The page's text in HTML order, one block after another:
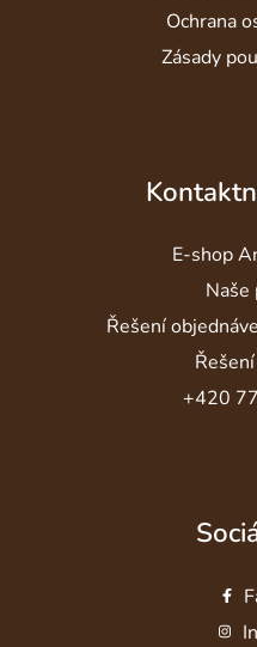
Ochrana
Zásady
E-shop
Naše
Řešení
+420